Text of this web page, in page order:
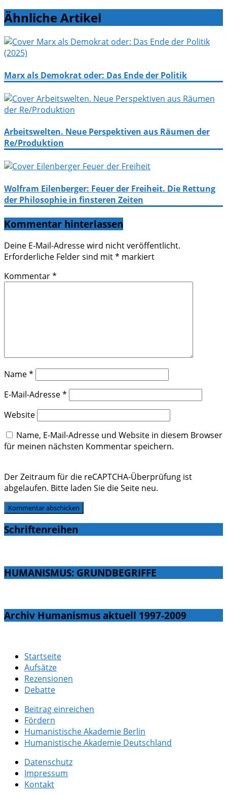
Ähnliche Artikel
Marx als Demokrat oder: Das Ende der Politik
Arbeitswelten. Neue Perspektiven aus Räumen der
Re/Produktion
Wolfram Eilenberger: Feuer der Freiheit. Die Rettung
der Philosophie in finsteren Zeiten
Kommentar hinterlassen
Deine E-Mail-Adresse wird nicht veröffentlicht.
Erforderliche Felder sind mit* markiert
Kommentar*
Name*
E-Mail-Adresse*
Website
Name, E-Mail-Adresse und Website in diesem Browser
für meinen nächsten Kommentar speichern.
Der Zeitraum für die reCAPTCHA-Überprüfung ist
abgelaufen. Bitte laden Sie die Seite neu.
Schriftenreihen
HUMANISMUS: GRUNDBEGRIFFE
Archiv Humanismus aktuell 1997-2009
Startseite
Aufsätze
Rezensionen
Debatte
Beitrag einreichen
Fördern
Humanistische Akademie Berlin
Humanistische Akademie Deutschland
Datenschutz
Impressum
Kontakt